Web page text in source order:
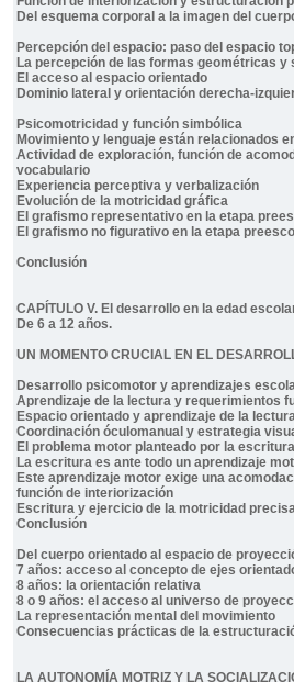
Del esquema corporal a la imagen del
Percepción del espacio: paso del espacio
La percepción de las formas geométricas y
El acceso al espacio orientado
Dominio lateral y orientación derecha-
Psicomotricidad y función simbólica
Movimiento y lenguaje están relacionados
Actividad de exploración, función de
vocabulario
Experiencia perceptiva y verbalización
Evolución de la motricidad gráfica
El grafismo representativo en la etapa
El grafismo no figurativo en la etapa
Conclusión
CAPÍTULO V. El desarrollo en la edad
De 6 a 12 años.
UN MOMENTO CRUCIAL EN EL
Desarrollo psicomotor y aprendizajes
Aprendizaje de la lectura y requerimientos
Espacio orientado y aprendizaje de la
Coordinación óculomanual y estrategia
El problema motor planteado por la escritura
La escritura es ante todo un aprendizaje
Este aprendizaje motor exige una
función de interiorización
Escritura y ejercicio de la motricidad
Conclusión
Del cuerpo orientado al espacio de
7 años: acceso al concepto de ejes
8 años: la orientación relativa
8 o 9 años: el acceso al universo de
La representación mental del movimiento
Consecuencias prácticas de la
LA AUTONOMÍA MOTRIZ Y LA